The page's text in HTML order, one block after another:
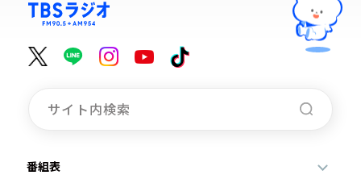
今日の番組表
週間番組表
トピックス
TBS Podcast
イベント・グッズ
番組表